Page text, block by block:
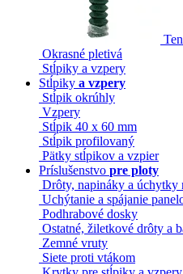
Okrasné pletivá
Stĺpiky a vzpery
Stĺpiky a vzpery
Stĺpik okrúhly
Vzpery
Stĺpik 40 x 60 mm
Stĺpik profilovaný
Pätky stĺpikov a vzpier
Príslušenstvo pre ploty
Drôty, napináky a úchytky
Uchýtanie a spájanie
Podhrabové dosky
Ostatné, žiletkové drôty a
Zemné vruty
Siete proti vtákom